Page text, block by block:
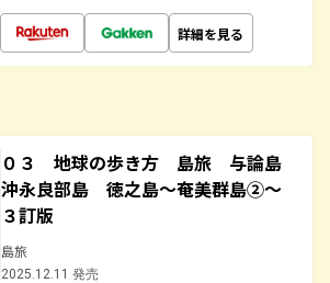
詳細を見る
０３ 地球の歩き方 島旅 与論島
沖永良部島 徳之島～奄美群島②～
３訂版
島旅
2025.12.11 発売